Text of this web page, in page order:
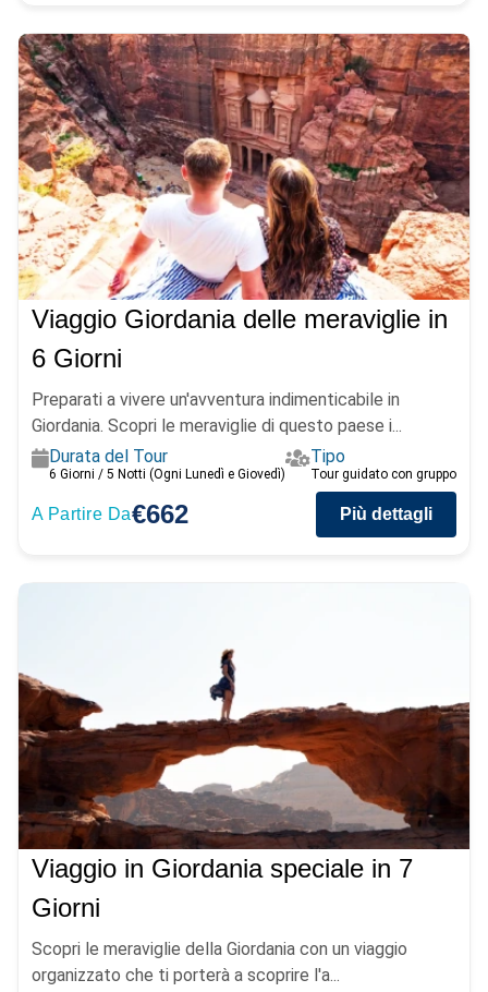
Viaggio Giordania delle meraviglie in
6 Giorni
Preparati a vivere un'avventura indimenticabile in
Giordania. Scopri le meraviglie di questo paese i...
Durata del Tour
6 Giorni / 5 Notti (Ogni Lunedì e Giovedì)
Tipo
Tour guidato con gruppo
A Partire Da€662 Più dettagli
Viaggio in Giordania speciale in 7
Giorni
Scopri le meraviglie della Giordania con un viaggio
organizzato che ti porterà a scoprire l'a...